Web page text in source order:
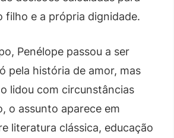
filho e a própria dignidade.
Penélope passou a ser
pela história de amor, mas
lidou com circunstâncias
o assunto aparece em
literatura clássica, educação